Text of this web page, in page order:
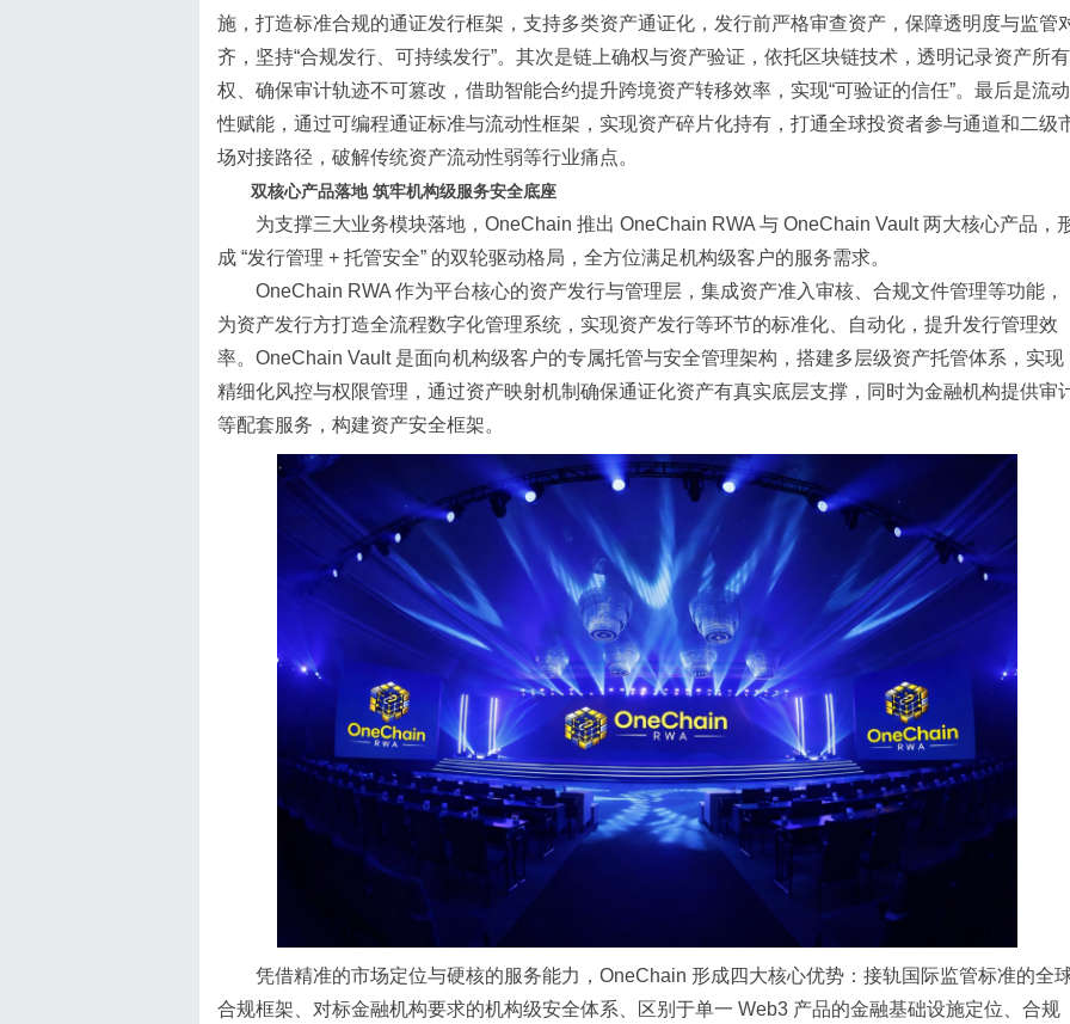
施，打造标准合规的通证发行框架，支持多类资产通证化，发行前严格审查资产，保障透明度与监管
齐，坚持“合规发行、可持续发行”。其次是链上确权与资产验证，依托区块链技术，透明记录资产所有
权、确保审计轨迹不可篡改，借助智能合约提升跨境资产转移效率，实现“可验证的信任”。最后是流动
性赋能，通过可编程通证标准与流动性框架，实现资产碎片化持有，打通全球投资者参与通道和二级
场对接路径，破解传统资产流动性弱等行业痛点。
双核心产品落地 筑牢机构级服务安全底座
为支撑三大业务模块落地，OneChain 推出 OneChain RWA 与 OneChain Vault 两大核心产品，
成 “发行管理 + 托管安全” 的双轮驱动格局，全方位满足机构级客户的服务需求。
OneChain RWA 作为平台核心的资产发行与管理层，集成资产准入审核、合规文件管理等功能，
为资产发行方打造全流程数字化管理系统，实现资产发行等环节的标准化、自动化，提升发行管理效
率。OneChain Vault 是面向机构级客户的专属托管与安全管理架构，搭建多层级资产托管体系，实现
精细化风控与权限管理，通过资产映射机制确保通证化资产有真实底层支撑，同时为金融机构提供审
等配套服务，构建资产安全框架。
凭借精准的市场定位与硬核的服务能力，OneChain 形成四大核心优势：接轨国际监管标准的全
合规框架、对标金融机构要求的机构级安全体系、区别于单一 Web3 产品的金融基础设施定位、合规